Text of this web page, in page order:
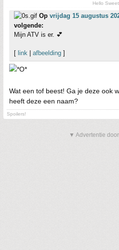
Hello
Op vrijdag 15 augustus
volgende:
Mijn ATV is er. 💕
[ link afbeelding ]
Wat een tof beest! Ga je deze ook
heeft deze een naam?
Spoilers!
▼ Advertentie